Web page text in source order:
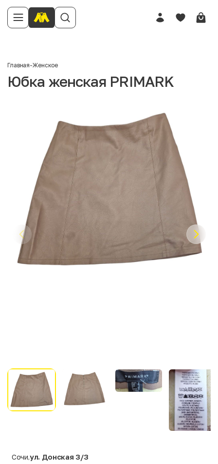
Главная-Женское
Юбка женская PRIMARK
Сочи,ул. Донская 3/3